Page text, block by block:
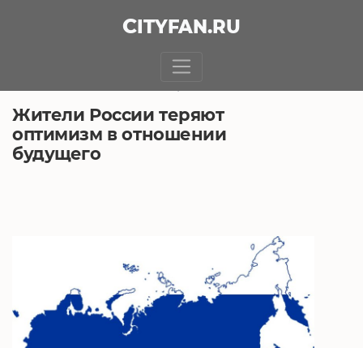
CITYFAN.RU
Жители России теряют
оптимизм в отношении
будущего